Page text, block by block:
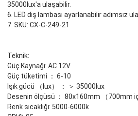
35000lux'a ulaşabilir.
6. LED diş lambası ayarlanabilir adımsız
7. SKU: CX-C-249-21
Teknik:
Güç Kaynağı: AC 12V
Güç tüketimi ： 6-10
Işık gücü （lux） ： ＞ 35000lux
Desenin ölçüsü ： 80x160mm （700mm
Renk sıcaklığı: 5000-6000k